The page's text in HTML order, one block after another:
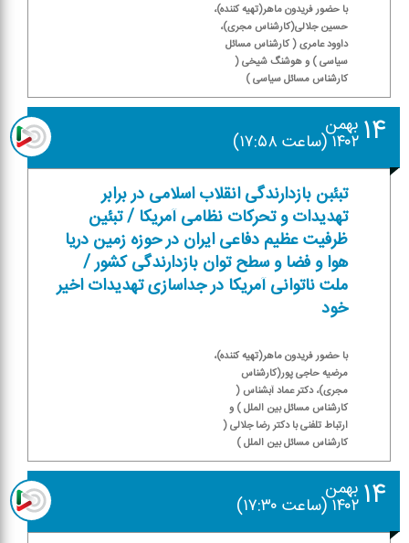
با حضور فریدون ماهر(تهیه كننده)،
حسین جلالی(كارشناس مجری)،
داوود عامری ( كارشناس مسائل
سیاسی ) و هوشنگ شیخی (
كارشناس مسائل سیاسی )
۱۴ بهمن
۱۴۰۲ (ساعت ۱۷:۵۸)
تبئبن بازدارندگی انقلاب اسلامی در برابر
تهدیدات و تحركات نظامی آمریكا / تبئین
ظرفیت عظیم دفاعی ایران در حوزه زمین دریا
هوا و فضا و سطح توان بازدارندگی كشور /
ملت ناتوانی آمریكا در جداسازی تهدیدات اخیر
خود
با حضور فریدون ماهر(تهیه كننده)،
مرضیه حاجی پور(كارشناس
مجری)، دكتر عماد آبشناس (
كارشناس مسائل بین الملل ) و
ارتباط تلفنی با دكتر رضا جلالی (
كارشناس مسائل بین الملل )
۱۴ بهمن
۱۴۰۲ (ساعت ۱۷:۳۰)